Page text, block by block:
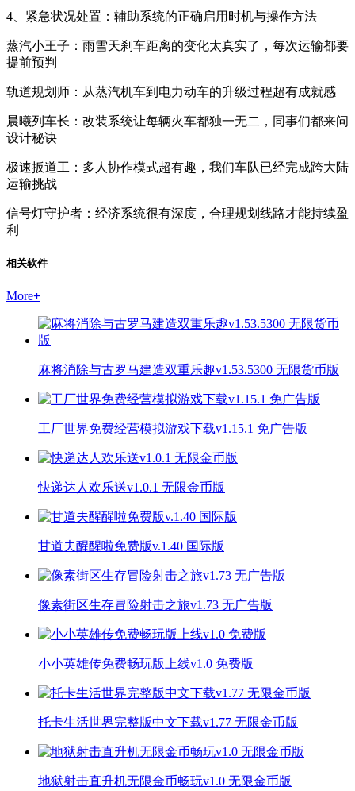
4、紧急状况处置：辅助系统的正确启用时机与操作方法
蒸汽小王子：雨雪天刹车距离的变化太真实了，每次运输都要
提前预判
轨道规划师：从蒸汽机车到电力动车的升级过程超有成就感
晨曦列车长：改装系统让每辆火车都独一无二，同事们都来问
设计秘诀
极速扳道工：多人协作模式超有趣，我们车队已经完成跨大陆
运输挑战
信号灯守护者：经济系统很有深度，合理规划线路才能持续盈
利
相关软件
More+
麻将消除与古罗马建造双重乐趣v1.53.5300 无限货币版
工厂世界免费经营模拟游戏下载v1.15.1 免广告版
快递达人欢乐送v1.0.1 无限金币版
甘道夫醒醒啦免费版v.1.40 国际版
像素街区生存冒险射击之旅v1.73 无广告版
小小英雄传免费畅玩版上线v1.0 免费版
托卡生活世界完整版中文下载v1.77 无限金币版
地狱射击直升机无限金币畅玩v1.0 无限金币版